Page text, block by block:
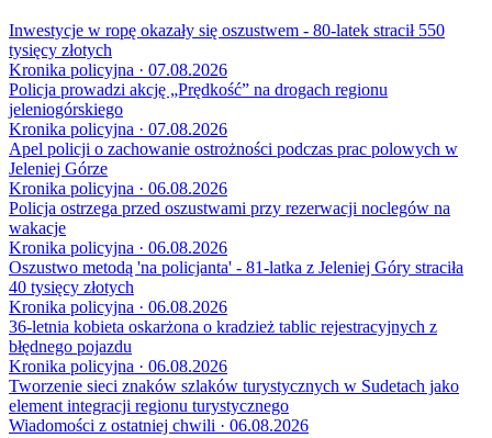
Inwestycje w ropę okazały się oszustwem - 80-latek stracił 550
tysięcy złotych
Kronika policyjna · 07.08.2026
Policja prowadzi akcję „Prędkość” na drogach regionu
jeleniogórskiego
Kronika policyjna · 07.08.2026
Apel policji o zachowanie ostrożności podczas prac polowych w
Jeleniej Górze
Kronika policyjna · 06.08.2026
Policja ostrzega przed oszustwami przy rezerwacji noclegów na
wakacje
Kronika policyjna · 06.08.2026
Oszustwo metodą 'na policjanta' - 81-latka z Jeleniej Góry straciła
40 tysięcy złotych
Kronika policyjna · 06.08.2026
36-letnia kobieta oskarżona o kradzież tablic rejestracyjnych z
błędnego pojazdu
Kronika policyjna · 06.08.2026
Tworzenie sieci znaków szlaków turystycznych w Sudetach jako
element integracji regionu turystycznego
Wiadomości z ostatniej chwili · 06.08.2026